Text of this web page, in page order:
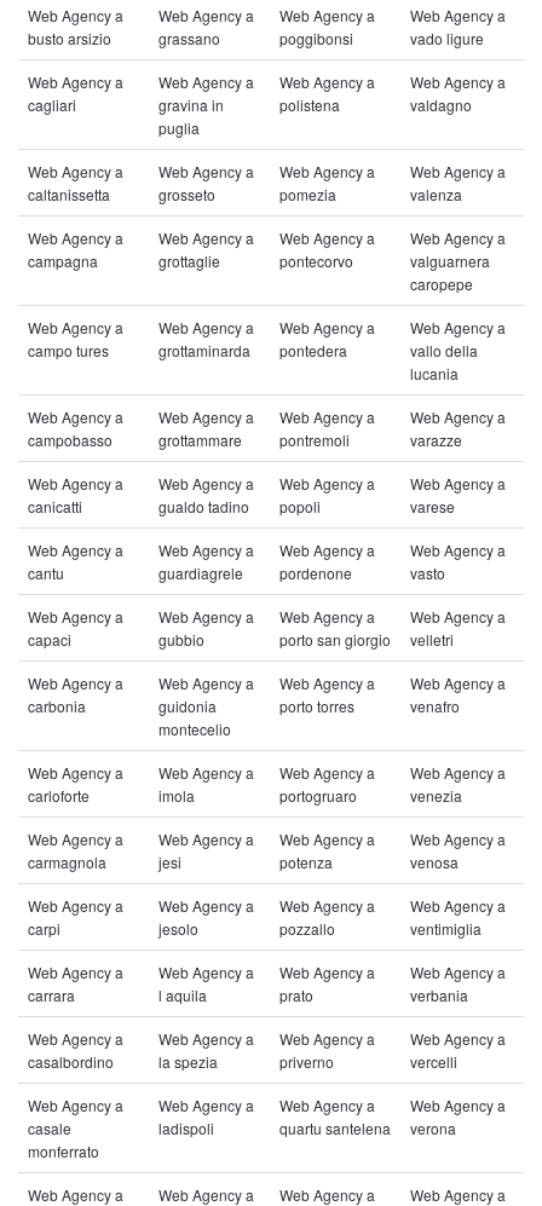
Web Agency a
busto arsizio
Web Agency a
grassano
Web Agency a
poggibonsi
Web Agency a
vado ligure
Web Agency a
cagliari
Web Agency a
gravina in
puglia
Web Agency a
polistena
Web Agency a
valdagno
Web Agency a
caltanissetta
Web Agency a
grosseto
Web Agency a
pomezia
Web Agency a
valenza
Web Agency a
campagna
Web Agency a
grottaglie
Web Agency a
pontecorvo
Web Agency a
valguarnera
caropepe
Web Agency a
campo tures
Web Agency a
grottaminarda
Web Agency a
pontedera
Web Agency a
vallo della
lucania
Web Agency a
campobasso
Web Agency a
grottammare
Web Agency a
pontremoli
Web Agency a
varazze
Web Agency a
canicatti
Web Agency a
gualdo tadino
Web Agency a
popoli
Web Agency a
varese
Web Agency a
cantu
Web Agency a
guardiagrele
Web Agency a
pordenone
Web Agency a
vasto
Web Agency a
capaci
Web Agency a
gubbio
Web Agency a
porto san giorgio
Web Agency a
velletri
Web Agency a
carbonia
Web Agency a
guidonia
montecelio
Web Agency a
porto torres
Web Agency a
venafro
Web Agency a
carloforte
Web Agency a
imola
Web Agency a
portogruaro
Web Agency a
venezia
Web Agency a
carmagnola
Web Agency a
jesi
Web Agency a
potenza
Web Agency a
venosa
Web Agency a
carpi
Web Agency a
jesolo
Web Agency a
pozzallo
Web Agency a
ventimiglia
Web Agency a
carrara
Web Agency a
l aquila
Web Agency a
prato
Web Agency a
verbania
Web Agency a
casalbordino
Web Agency a
la spezia
Web Agency a
priverno
Web Agency a
vercelli
Web Agency a
casale
monferrato
Web Agency a
ladispoli
Web Agency a
quartu santelena
Web Agency a
verona
Web Agency a
Web Agency a
Web Agency a
Web Agency a